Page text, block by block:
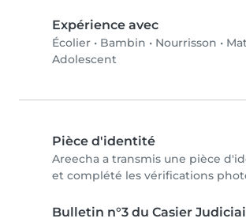
Expérience avec
Écolier • Bambin • Nourrisson •
Adolescent
Pièce d'identité
Areecha a transmis une pièce
et complété les vérifications
Bulletin n°3 du Casier